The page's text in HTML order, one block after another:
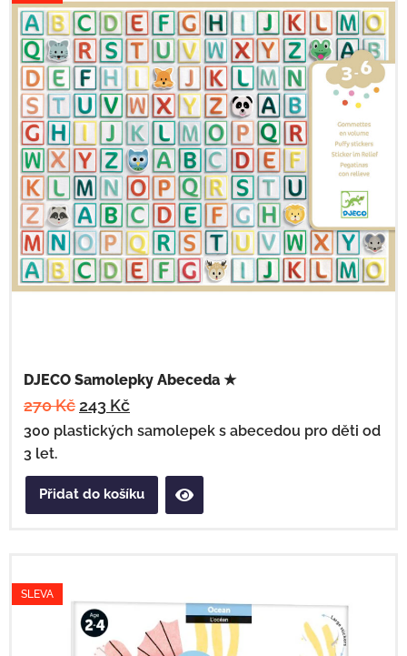
DJECO Samolepky Abeceda ★
270Kč 243 Kč
300 plastických samolepek s abecedou pro děti od
3 let.
Přidat do košíku
SLEVA